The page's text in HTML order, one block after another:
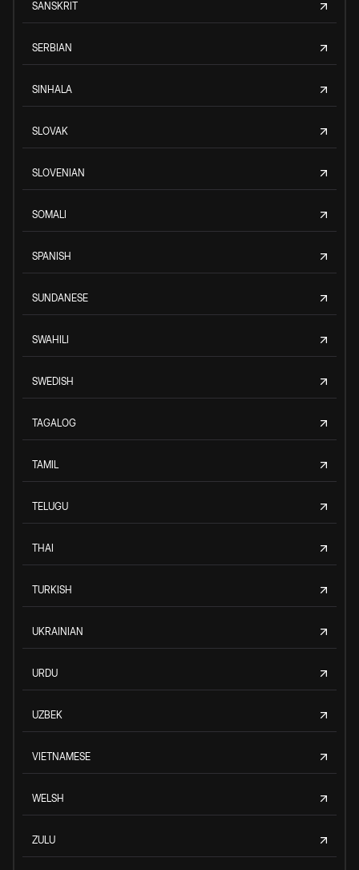
SANSKRIT
SERBIAN
SINHALA
SLOVAK
SLOVENIAN
SOMALI
SPANISH
SUNDANESE
SWAHILI
SWEDISH
TAGALOG
TAMIL
TELUGU
THAI
TURKISH
UKRAINIAN
URDU
UZBEK
VIETNAMESE
WELSH
ZULU